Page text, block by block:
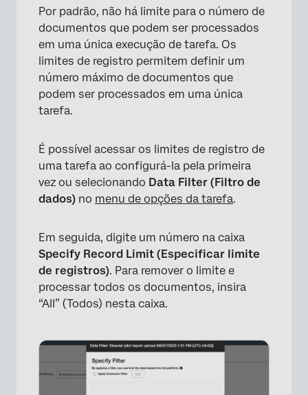
×
Por padrão, não há limite para o número de
documentos que podem ser processados
em uma única execução de tarefa. Os
limites de registro permitem definir um
número máximo de documentos que
podem ser processados em uma única
tarefa.
É possível acessar os limites de registro de
uma tarefa ao configurá-la pela primeira
vez ou selecionando Data Filter (Filtro de
dados) no menu de opções da tarefa.
Em seguida, digite um número na caixa
Specify Record Limit (Especificar limite
de registros). Para remover o limite e
processar todos os documentos, insira
“All” (Todos) nesta caixa.